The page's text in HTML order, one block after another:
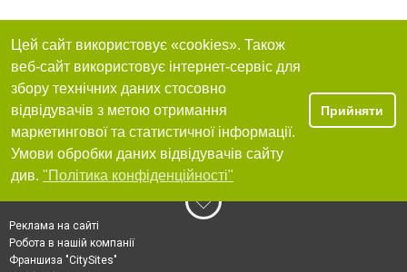
Цей сайт використовує «cookies». Також
веб-сайт використовує інтернет-сервіс для
збору технічних даних стосовно
відвідувачів з метою отримання
маркетингової та статистичної інформації.
Умови обробки даних відвідувачів сайту
див. "Політика конфіденційності"
Прийняти
Реклама на сайті
Робота в нашій компанії
Франшиза "CitySites"